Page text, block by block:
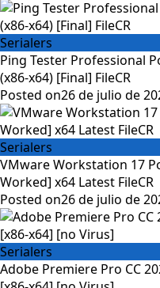
Serialers
Ping Tester Professional
(x86-x64) [Final] FileCR
Posted on26 de julio de
Serialers
VMware Workstation 17
Worked] x64 Latest FileCR
Posted on26 de julio de
Serialers
Adobe Premiere Pro CC